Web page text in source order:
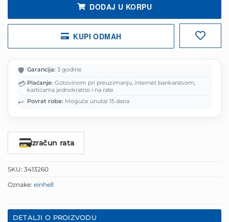
DODAJ U KORPU
KUPI ODMAH
🛡️ Garancija: 3 godine
💳 Plaćanje: Gotovinom pri preuzimanju, internet bankarstvom,
karticama jednokratno i na rate
↩️ Povrat robe: Moguće unutar 15 dana
Izračun rata
SKU: 3413260
Oznake: einhell
DETALJI O PROIZVODU